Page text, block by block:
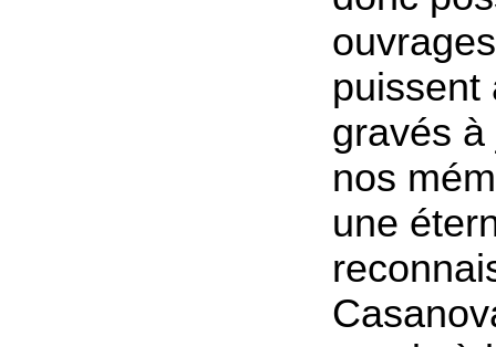
puissent
gravés
nos
une